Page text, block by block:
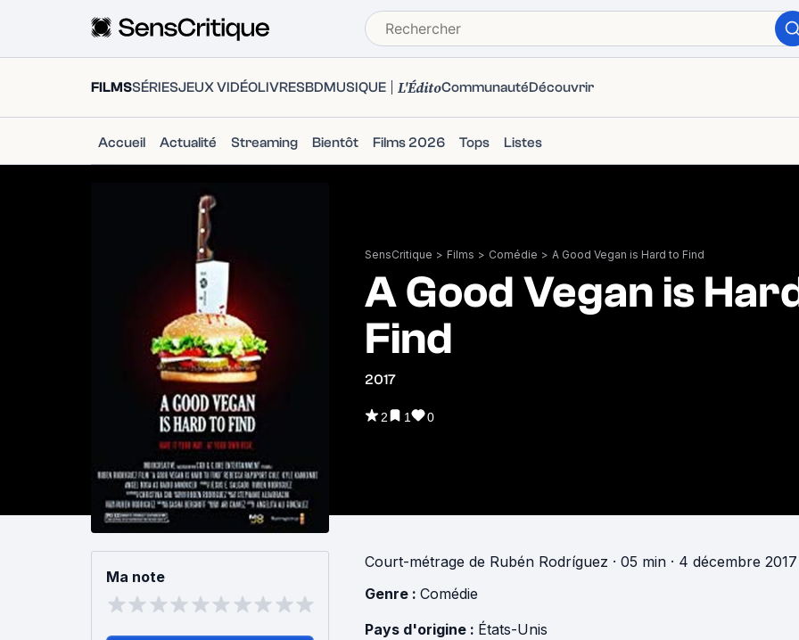
FILMSSÉRIESJEUX VIDÉOLIVRESBDMUSIQUE L'ÉditoCommunautéDécouvrir
Accueil Actualité Streaming Bientôt Films 2026 Tops Listes
SensCritique > Films > Comédie > A Good Vegan is Hard to Find
A Good Vegan is
Find
2017
2 1 0
Ma note
Court-métrage de Rubén Rodríguez · 05 min · 4 décembre
Genre : Comédie
Pays d'origine : États-Unis